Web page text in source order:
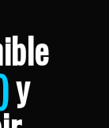
y